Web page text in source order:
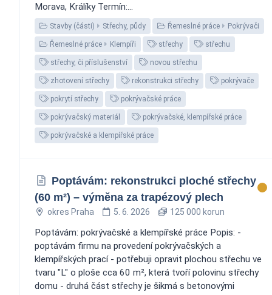
Morava, Králíky Termín:...
Stavby (části) Střechy, půdy Řemeslné práce Pokrývači
Řemeslné práce Klempíři střechy střechu
střechy, či příslušenství novou střechu
zhotovení střechy rekonstrukci střechy pokrývače
pokrytí střechy pokrývačské práce
pokrývačský materiál pokrývačské, klempířské práce
pokrývačské a klempířské práce
Poptávám: rekonstrukci ploché střechy
(60 m²) – výměna za trapézový plech
okres Praha 5. 6. 2026 125 000 korun
Poptávám: pokrývačské a klempířské práce Popis: -
poptávám firmu na provedení pokrývačských a
klempířských prací - potřebuji opravit plochou střechu ve
tvaru "L" o ploše cca 60 m², která tvoří polovinu střechy
domu - druhá část střechy je šikmá s betonovými